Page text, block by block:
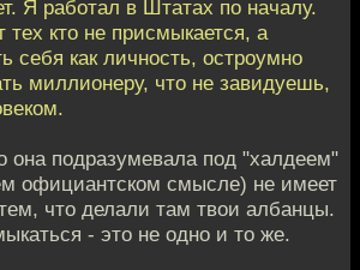
Я работал в Штатах по началу.
тех кто не присмыкается, а
себя как личность, остроумно
миллионеру, что не завидуешь,
она подразумевала под "халдеем"
официантском смысле) не имеет
что делали там твои албанцы.
- это не одно и то же.